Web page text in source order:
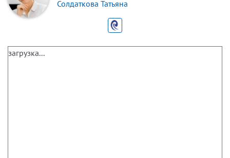
Солдаткова Татьяна
загрузка...